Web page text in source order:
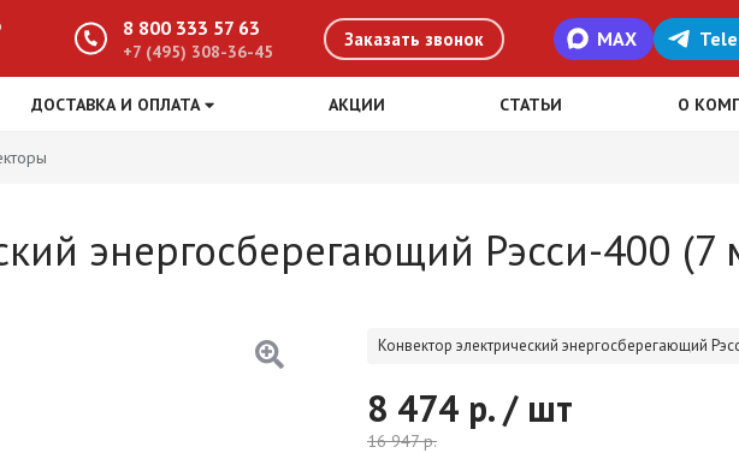
8 800 333 57 63
+7 (495) 308-36-45
Заказать звонок MAX
ДОСТАВКА И ОПЛАТА АКЦИИ СТАТЬИ О
энергосберегающий Рэсси-400 (7
Конвектор электрический энергосберегающий
8 474 р. / шт
16 947р.